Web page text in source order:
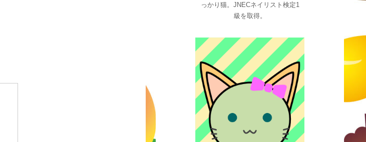
っかり猫。JNECネイリスト検定1
級を取得。